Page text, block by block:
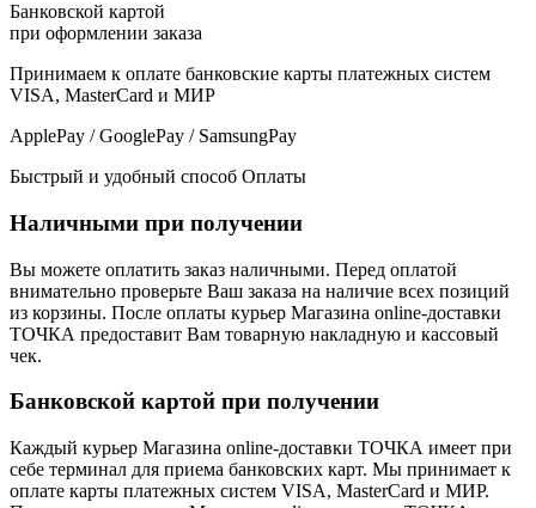
Банковской картой
при оформлении заказа
Принимаем к оплате банковские карты платежных систем
VISA, MasterCard и МИР
ApplePay / GooglePay / SamsungPay
Быстрый и удобный способ Оплаты
Наличными при получении
Вы можете оплатить заказ наличными. Перед оплатой
внимательно проверьте Ваш заказа на наличие всех позиций
из корзины. После оплаты курьер Магазина online-доставки
ТОЧКА предоставит Вам товарную накладную и кассовый
чек.
Банковской картой при получении
Каждый курьер Магазина online-доставки ТОЧКА имеет при
себе терминал для приема банковских карт. Мы принимает к
оплате карты платежных систем VISA, MasterCard и МИР.